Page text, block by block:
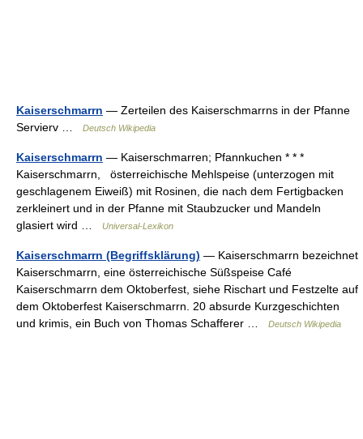
Kaiserschmarrn — Zerteilen des Kaiserschmarrns in der Pfanne
Servierv …
Deutsch Wikipedia
Kaiserschmarrn — Kaiserschmarren; Pfannkuchen * * *
Kaiserschmarrn, österreichische Mehlspeise (unterzogen mit
geschlagenem Eiweiß) mit Rosinen, die nach dem Fertigbacken
zerkleinert und in der Pfanne mit Staubzucker und Mandeln
glasiert wird …
Universal-Lexikon
Kaiserschmarrn (Begriffsklärung) — Kaiserschmarrn bezeichnet
Kaiserschmarrn, eine österreichische Süßspeise Café
Kaiserschmarrn dem Oktoberfest, siehe Rischart und Festzelte auf
dem Oktoberfest Kaiserschmarrn. 20 absurde Kurzgeschichten
und krimis, ein Buch von Thomas Schafferer …
Deutsch Wikipedia